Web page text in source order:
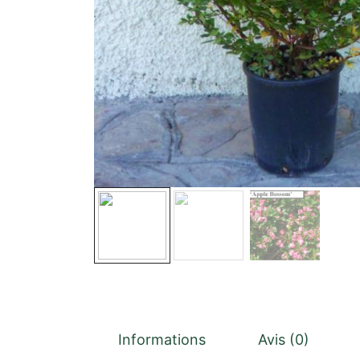
Informations Avis (0)